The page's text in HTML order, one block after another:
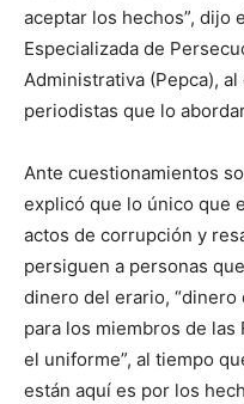
aceptar los hechos”, dijo
Especializada de
Administrativa (Pepca),
periodistas que lo
Ante cuestionamientos
explicó que lo único que
actos de corrupción y
persiguen a personas
dinero del erario,
para los miembros de las
el uniforme”, al tiempo
están aquí es por los